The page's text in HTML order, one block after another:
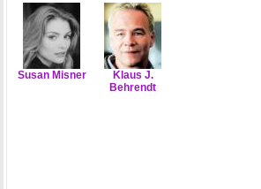
Susan Misner
Klaus J.
Behrendt